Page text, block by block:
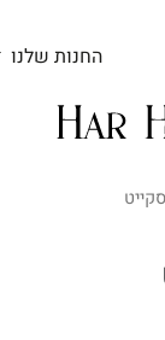
החנות שלנו